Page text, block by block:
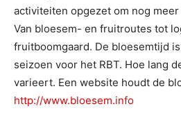
activiteiten opgezet om nog
Van bloesem- en fruitroutes tot
fruitboomgaard. De bloesemtijd
seizoen voor het RBT. Hoe lang
varieert. Een website houdt de
http://www.bloesem.info